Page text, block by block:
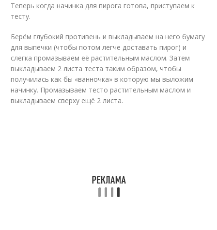
Теперь когда начинка для пирога готова, приступаем к
тесту.
Берём глубокий противень и выкладываем на него бумагу
для выпечки (чтобы потом легче доставать пирог) и
слегка промазываем её растительным маслом. Затем
выкладываем 2 листа теста таким образом, чтобы
получилась как бы «ванночка» в которую мы выложим
начинку. Промазываем тесто растительным маслом и
выкладываем сверху ещё 2 листа.